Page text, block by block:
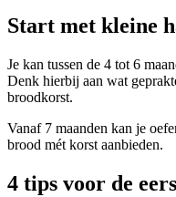
Start met kleine
Je kan tussen de 4 tot 6
Denk hierbij aan wat
broodkorst.
Vanaf 7 maanden kan je
brood mét korst aanbieden.
4 tips voor de